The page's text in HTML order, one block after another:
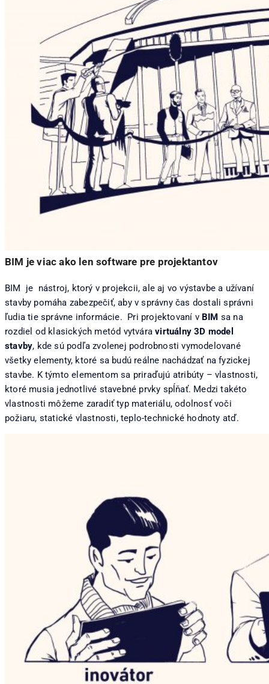
BIM je viac ako len software pre projektantov
BIM je nástroj, ktorý v projekcii, ale aj vo výstavbe a užívaní
stavby pomáha zabezpečiť, aby v správny čas dostali správni
ľudia tie správne informácie. Pri projektovaní v BIM sa na
rozdiel od klasických metód vytváravirtuálny 3D model
stavby, kde sú podľa zvolenej podrobnosti vymodelované
všetky elementy, ktoré sa budú reálne nachádzať na fyzickej
stavbe. K týmto elementom sa priraďujú atribúty – vlastnosti,
ktoré musia jednotlivé stavebné prvky spĺňať. Medzi takéto
vlastnosti môžeme zaradiť typ materiálu, odolnosť voči
požiaru, statické vlastnosti, teplo-technické hodnoty atď.